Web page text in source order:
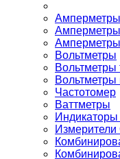
Амперметры
Амперметры
Вольтметры
Вольтметры
Частотомер
Ваттметры
Индикаторы
Измерители